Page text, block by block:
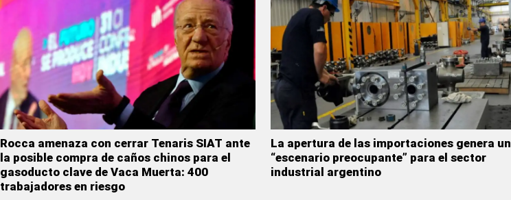
Rocca amenaza con cerrar Tenaris SIAT ante
la posible compra de caños chinos para el
gasoducto clave de Vaca Muerta: 400
trabajadores en riesgo
La apertura de las importaciones genera un
“escenario preocupante” para el sector
industrial argentino